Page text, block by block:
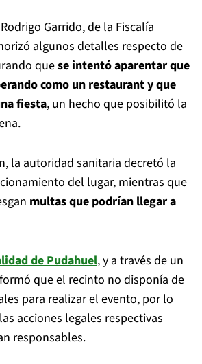
Garrido, de la Fiscalía
algunos detalles respecto de
quese intentó aparentar que
como un restaurant y que
fiesta, un hecho que posibilitó la
la autoridad sanitaria decretó la
del lugar, mientras que
multas que podrían llegar a
de Pudahuel, y a través de un
que el recinto no disponía de
para realizar el evento, por lo
acciones legales respectivas
responsables.